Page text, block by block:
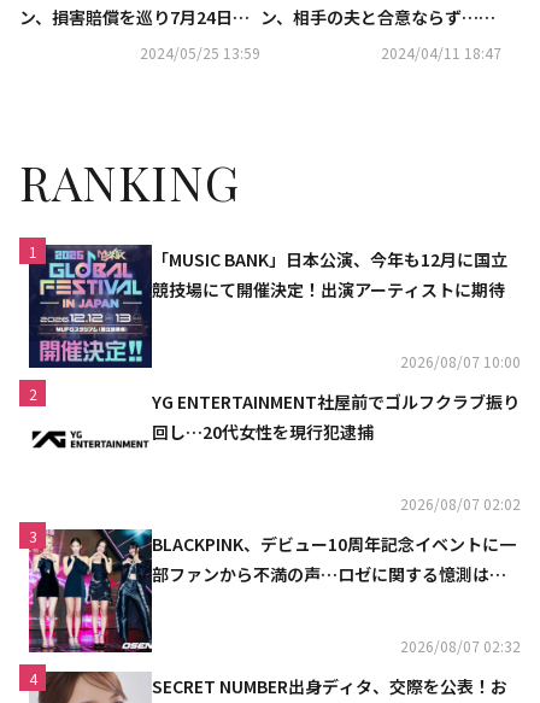
ン、損害賠償を巡り7月24日に
2024/05/25 13:59
ン、相手の夫と合意ならず…本
2024/04/11 18:47
RANKING
1
「MUSIC BANK」日本公演、今年も12月に国立
競技場にて開催決定！出演アーティストに期待
2026/08/07 10:00
2
YG ENTERTAINMENT社屋前でゴルフクラブ振り
回し…20代女性を現行犯逮捕
2026/08/07 02:02
3
BLACKPINK、デビュー10周年記念イベントに一
部ファンから不満の声…ロゼに関する憶測は否
2026/08/07 02:32
4
SECRET NUMBER出身ディタ、交際を公表！お